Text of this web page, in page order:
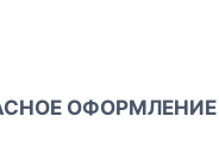
ОФОРМЛЕНИЕ